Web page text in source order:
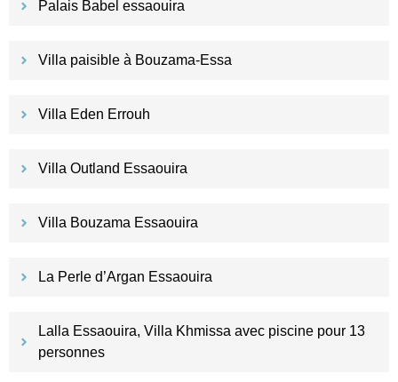
Palais Babel essaouira
Villa paisible à Bouzama-Essa
Villa Eden Errouh
Villa Outland Essaouira
Villa Bouzama Essaouira
La Perle d’Argan Essaouira
Lalla Essaouira, Villa Khmissa avec piscine pour 13
personnes